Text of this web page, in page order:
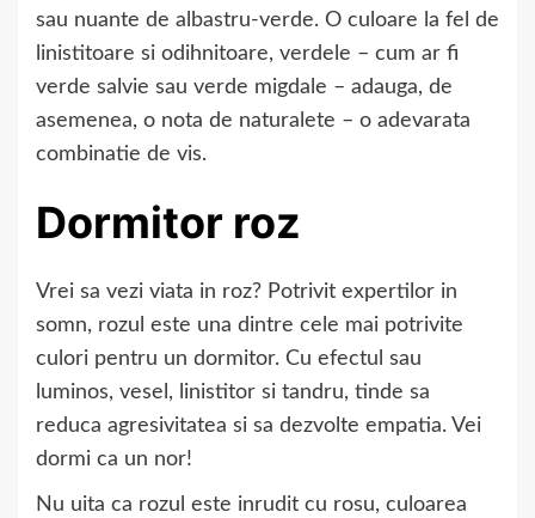
sau nuante de albastru-verde. O culoare la fel de
linistitoare si odihnitoare, verdele – cum ar fi
verde salvie sau verde migdale – adauga, de
asemenea, o nota de naturalete – o adevarata
combinatie de vis.
Dormitor roz
Vrei sa vezi viata in roz? Potrivit expertilor in
somn, rozul este una dintre cele mai potrivite
culori pentru un dormitor. Cu efectul sau
luminos, vesel, linistitor si tandru, tinde sa
reduca agresivitatea si sa dezvolte empatia. Vei
dormi ca un nor!
Nu uita ca rozul este inrudit cu rosu, culoarea